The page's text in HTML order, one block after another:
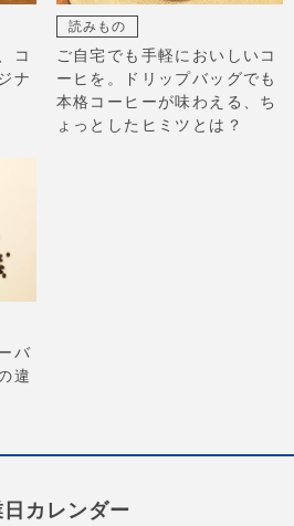
コ
ナ
読みもの
ご自宅でも手軽においしいコ
ーヒを。ドリップバッグでも
本格コーヒーが味わえる、ち
ょっとしたヒミツとは？
バ
違
カレンダー